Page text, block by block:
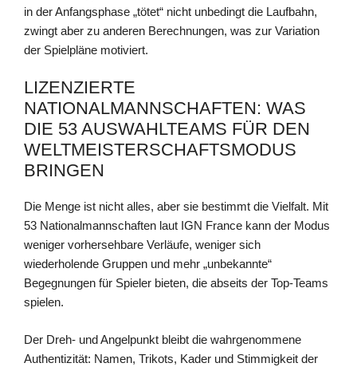
in der Anfangsphase „tötet“ nicht unbedingt die Laufbahn,
zwingt aber zu anderen Berechnungen, was zur Variation
der Spielpläne motiviert.
LIZENZIERTE
NATIONALMANNSCHAFTEN: WAS
DIE 53 AUSWAHLTEAMS FÜR DEN
WELTMEISTERSCHAFTSMODUS
BRINGEN
Die Menge ist nicht alles, aber sie bestimmt die Vielfalt. Mit
53 Nationalmannschaften laut IGN France kann der Modus
weniger vorhersehbare Verläufe, weniger sich
wiederholende Gruppen und mehr „unbekannte“
Begegnungen für Spieler bieten, die abseits der Top-Teams
spielen.
Der Dreh- und Angelpunkt bleibt die wahrgenommene
Authentizität: Namen, Trikots, Kader und Stimmigkeit der